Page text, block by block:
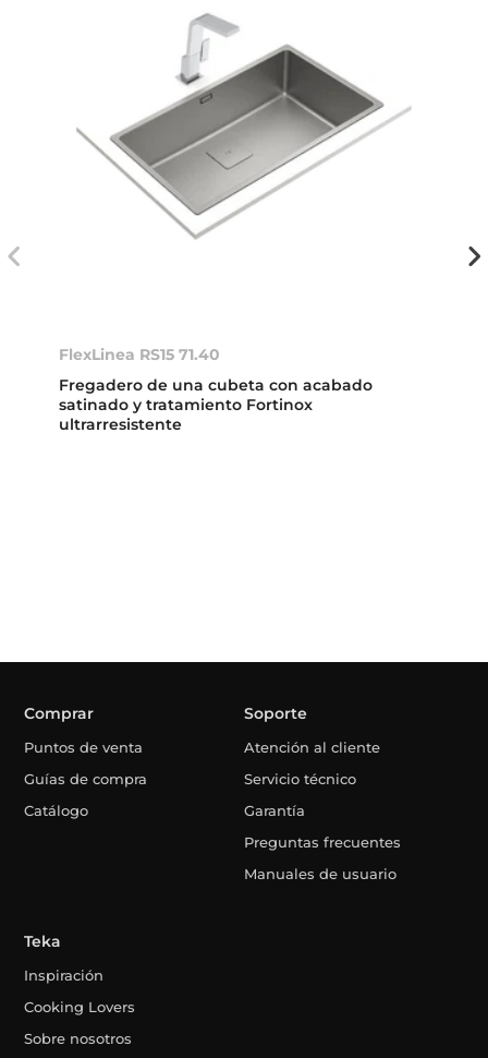
FlexLinea RS15 71.40
Fregadero de una cubeta con acabado
satinado y tratamiento Fortinox
ultrarresistente
Comprar
Puntos de venta
Guías de compra
Catálogo
Soporte
Atención al cliente
Servicio técnico
Garantía
Preguntas frecuentes
Manuales de usuario
Teka
Inspiración
Cooking Lovers
Sobre nosotros